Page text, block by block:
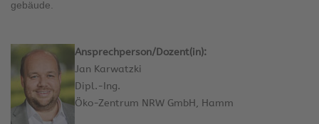
gebäude.
Ansprechperson/Dozent(in):
Jan Karwatzki
Dipl.-Ing.
Öko-Zentrum NRW GmbH, Hamm